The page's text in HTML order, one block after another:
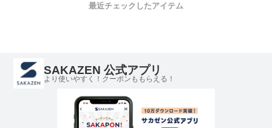
最近チェックしたアイテム
SAKAZEN 公式アプリ
より使いやすく！クーポンももらえる！